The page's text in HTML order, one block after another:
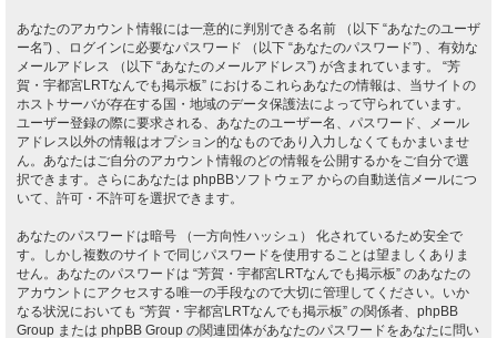
あなたのアカウント情報には一意的に判別できる名前 （以下 “あなたのユーザ
ー名”) 、ログインに必要なパスワード （以下 “あなたのパスワード”) 、有効な
メールアドレス （以下 “あなたのメールアドレス”) が含まれています。 “芳
賀・宇都宮LRTなんでも掲示板” におけるこれらあなたの情報は、当サイトの
ホストサーバが存在する国・地域のデータ保護法によって守られています。
ユーザー登録の際に要求される、あなたのユーザー名、パスワード、メール
アドレス以外の情報はオプション的なものであり入力しなくてもかまいませ
ん。あなたはご自分のアカウント情報のどの情報を公開するかをご自分で選
択できます。さらにあなたは phpBBソフトウェア からの自動送信メールにつ
いて、許可・不許可を選択できます。
あなたのパスワードは暗号 （一方向性ハッシュ） 化されているため安全で
す。しかし複数のサイトで同じパスワードを使用することは望ましくありま
せん。あなたのパスワードは “芳賀・宇都宮LRTなんでも掲示板” のあなたの
アカウントにアクセスする唯一の手段なので大切に管理してください。いか
なる状況においても “芳賀・宇都宮LRTなんでも掲示板” の関係者、phpBB
Group または phpBB Group の関連団体があなたのパスワードをあなたに問い